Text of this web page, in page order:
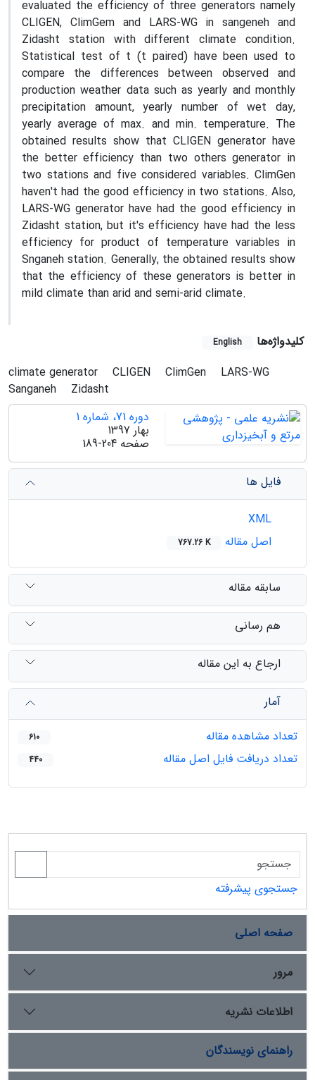
evaluated the efficiency of three generators namely
CLIGEN, ClimGem and LARS-WG in sangeneh and
Zidasht station with different climate condition.
Statistical test of t (t paired) have been used to
compare the differences between observed and
production weather data such as yearly and monthly
precipitation amount, yearly number of wet day,
yearly average of max. and min. temperature. The
obtained results show that CLIGEN generator have
the better efficiency than two others generator in
two stations and five considered variables. ClimGen
haven't had the good efficiency in two stations. Also,
LARS-WG generator have had the good efficiency in
Zidasht station, but it's efficiency have had the less
efficiency for product of temperature variables in
Snganeh station. Generally, the obtained results show
that the efficiency of these generators is better in
mild climate than arid and semi-arid climate.
کلیدواژه‌ها English
climate generator CLIGEN ClimGen
LARS-WG
Sanganeh
Zidasht
دوره 71، شماره 1
بهار 1397
صفحه 189-204
فایل ها
اصل مقاله
767.26 K
سابقه مقاله
هم رسانی
ارجاع به این مقاله
آمار
تعداد مشاهده مقاله
610
تعداد دریافت فایل اصل مقاله 440
جستجوی پیشرفته
صفحه اصلی
مرور
اطلاعات نشریه
راهنمای نویسندگان